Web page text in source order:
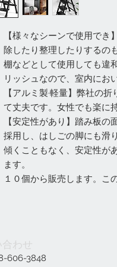
【様々なシーンで使用で
除したり整理したりするの
棚などとして使用しても違
リッシュなので、室内にお
【アルミ製·軽量】弊社の
て丈夫です。女性でも楽に
【安定性があり】踏み板
採用し、はしごの脚にも滑
傾くこともなく、安定性が
ます。
１０個から販売します。こ
わせ
606-3848